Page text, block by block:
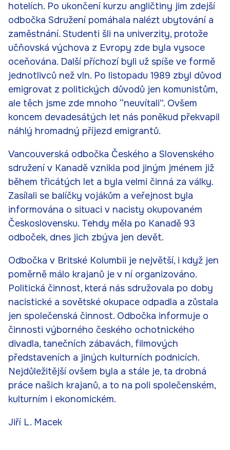
hotelích. Po ukončení kurzu angličtiny jim zdejší
odbočka Sdružení pomáhala nalézt ubytování a
zaměstnání. Studenti šli na univerzity, protože
učňovská výchova z Evropy zde byla vysoce
oceňována. Další příchozí byli už spíše ve formě
jednotlivců než vln. Po listopadu 1989 zbyl důvod
emigrovat z politických důvodů jen komunistům,
ale těch jsme zde mnoho “neuvítali”. Ovšem
koncem devadesátých let nás poněkud překvapil
náhlý hromadný příjezd emigrantů.
Vancouverská odbočka Českého a Slovenského
sdružení v Kanadě vznikla pod jiným jménem již
během třicátých let a byla velmi činná za války.
Zasílali se balíčky vojákům a veřejnost byla
informována o situaci v nacisty okupovaném
Československu. Tehdy měla po Kanadě 93
odboček, dnes jich zbýva jen devět.
Odbočka v Britské Kolumbii je největší, i když jen
poměrně málo krajanů je v ní organizováno.
Politická činnost, která nás sdružovala po doby
nacistické a sovětské okupace odpadla a zůstala
jen společenská činnost. Odbočka informuje o
činnosti výborného českého ochotnického
divadla, tanečních zábavách, filmových
představeních a jiných kulturních podnicích.
Nejdůležitější ovšem byla a stále je, ta drobná
práce našich krajanů, a to na poli společenském,
kulturním i ekonomickém.
Jiří L. Macek